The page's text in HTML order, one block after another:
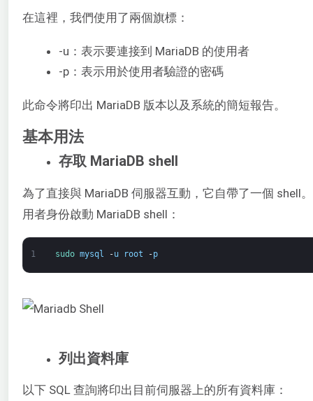
在這裡，我們使用了兩個旗標：
-u：表示要連接到 MariaDB 的使用者
-p：表示用於使用者驗證的密碼
此命令將印出 MariaDB 版本以及系統的簡短報告。
基本用法
存取 MariaDB shell
為了直接與 MariaDB 伺服器互動，它自帶了一個 shell
用者身份啟動 MariaDB shell：
1 sudo mysql -u root -p
列出資料庫
以下 SQL 查詢將印出目前伺服器上的所有資料庫：